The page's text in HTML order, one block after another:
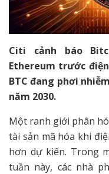
Citi cảnh báo
Ethereum trước
BTC đang phơi
năm 2030.
Một ranh giới phân
tài sản mã hóa khi
hơn dự kiến. Trong
tuần này, các nhà